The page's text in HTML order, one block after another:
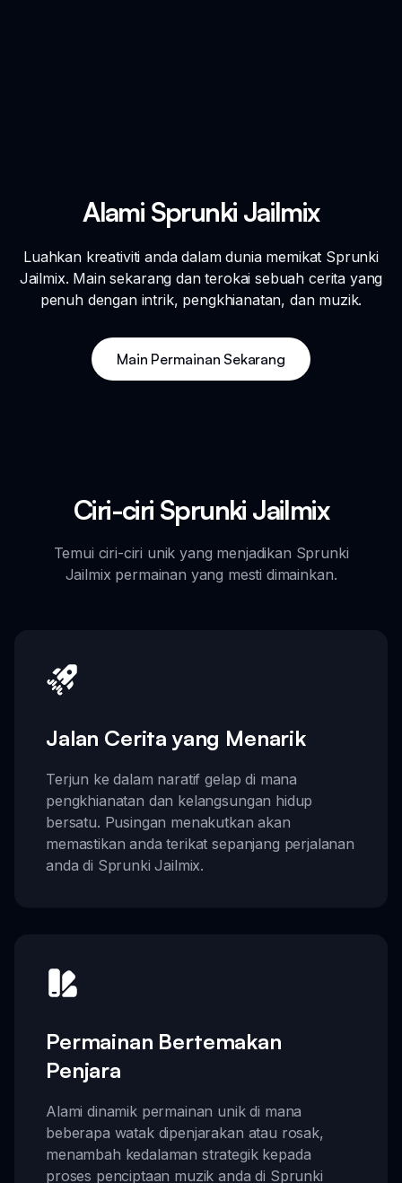
Alami Sprunki Jailmix
Luahkan kreativiti anda dalam dunia memikat Sprunki
Jailmix. Main sekarang dan terokai sebuah cerita yang
penuh dengan intrik, pengkhianatan, dan muzik.
Main Permainan Sekarang
Ciri-ciri Sprunki Jailmix
Temui ciri-ciri unik yang menjadikan Sprunki
Jailmix permainan yang mesti dimainkan.
Jalan Cerita yang Menarik
Terjun ke dalam naratif gelap di mana
pengkhianatan dan kelangsungan hidup
bersatu. Pusingan menakutkan akan
memastikan anda terikat sepanjang perjalanan
anda di Sprunki Jailmix.
Permainan Bertemakan
Penjara
Alami dinamik permainan unik di mana
beberapa watak dipenjarakan atau rosak,
menambah kedalaman strategik kepada
proses penciptaan muzik anda di Sprunki